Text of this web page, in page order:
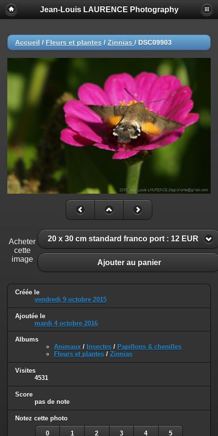
Jean-Louis LAURENCE Photography
Accueil / Fleurs et plantes / Zinnias / DSC09903
Acheter
cette
image
20 x 30 cm standard franco port : 12 EUR
Ajouter au panier
Créée le
vendredi 9 octobre 2015
Ajoutée le
mardi 4 octobre 2016
Albums
Animaux / Insectes / Papillons & chenilles
Fleurs et plantes / Zinnias
Visites
4531
Score
pas de note
Notez cette photo
0 1 2 3 4 5